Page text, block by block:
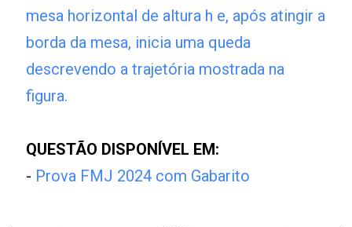
mesa horizontal de altura h e, após atingir a
borda da mesa, inicia uma queda
descrevendo a trajetória mostrada na
figura.
QUESTÃO DISPONÍVEL EM:
- Prova FMJ 2024 com Gabarito